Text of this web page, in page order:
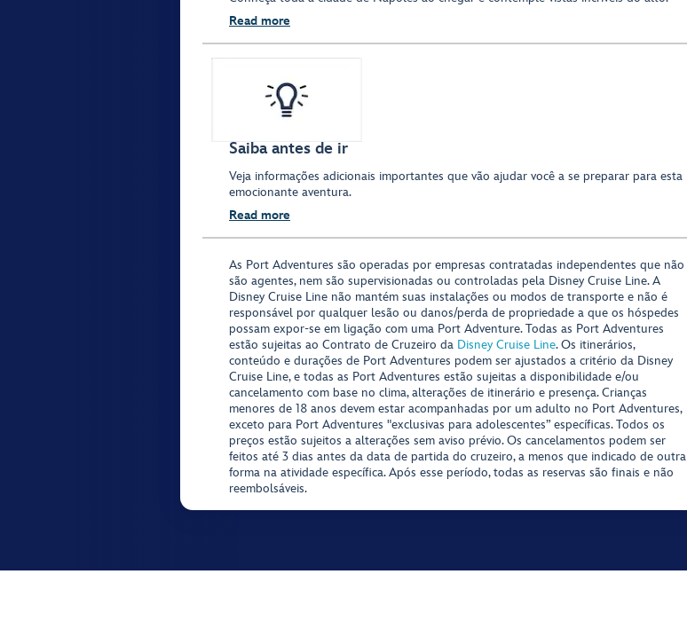
Read more
Saiba antes de ir
Veja informações adicionais importantes que vão ajudar você a se preparar para esta
emocionante aventura.
Read more
As Port Adventures são operadas por empresas contratadas independentes que não
são agentes, nem são supervisionadas ou controladas pela Disney Cruise Line. A
Disney Cruise Line não mantém suas instalações ou modos de transporte e não é
responsável por qualquer lesão ou danos/perda de propriedade a que os hóspedes
possam expor-se em ligação com uma Port Adventure. Todas as Port Adventures
estão sujeitas ao Contrato de Cruzeiro da Disney Cruise Line. Os itinerários,
conteúdo e durações de Port Adventures podem ser ajustados a critério da Disney
Cruise Line, e todas as Port Adventures estão sujeitas a disponibilidade e/ou
cancelamento com base no clima, alterações de itinerário e presença. Crianças
menores de 18 anos devem estar acompanhadas por um adulto no Port Adventures,
exceto para Port Adventures "exclusivas para adolescentes” específicas. Todos os
preços estão sujeitos a alterações sem aviso prévio. Os cancelamentos podem ser
feitos até 3 dias antes da data de partida do cruzeiro, a menos que indicado de outra
forma na atividade específica. Após esse período, todas as reservas são finais e não
reembolsáveis.